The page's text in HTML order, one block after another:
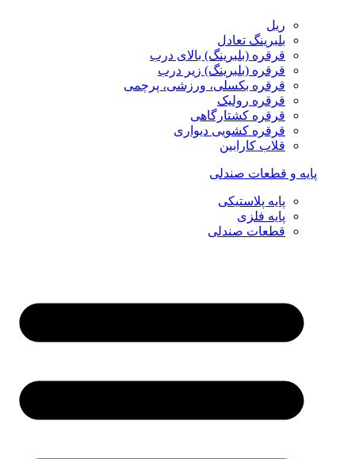
ریل
بلبرینگ تعادل
قرقره (بلبرینگ) بالای درب
قرقره (بلبرینگ) زیر درب
قرقره بکسلی، ورزشی، پرچمی
قرقره رولیک
قرقره کشتارگاهی
قرقره کشویی دیواری
قلاب کارابین
پایه و قطعات صندلی
پایه پلاستیکی
پایه فلزی
قطعات صندلی